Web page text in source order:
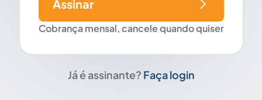
Cobrança mensal, cancele quando quiser
Assinar
Já é assinante? Faça login